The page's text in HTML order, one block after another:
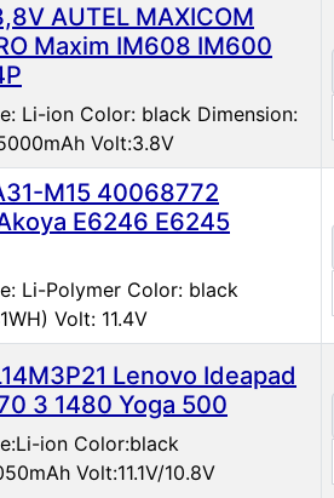
AUTEL MAXICOM
Maxim IM608 IM600
Li-ion Color: black Dimension:
Volt:3.8V
M15 40068772
E6246 E6245
Li-Polymer Color: black
Volt: 11.4V
Lenovo Ideapad
3 1480 Yoga 500
ion Color:black
Volt:11.1V/10.8V